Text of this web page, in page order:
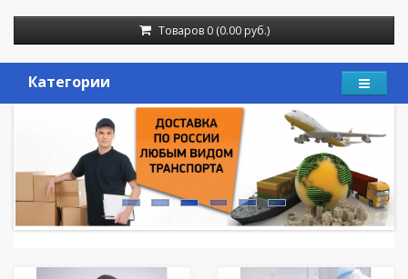
Товаров 0 (0.00 руб.)
Категории